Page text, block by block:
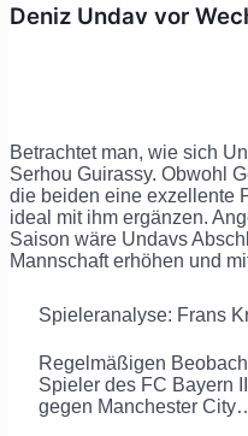
Deniz Undav vor
Betrachtet man, wie sich
Serhou Guirassy. Obwohl
die beiden eine exzellente
ideal mit ihm ergänzen.
Saison wäre Undavs
Mannschaft erhöhen und
Spieleranalyse: Frans
Regelmäßigen
Spieler des FC Bayern
gegen Manchester